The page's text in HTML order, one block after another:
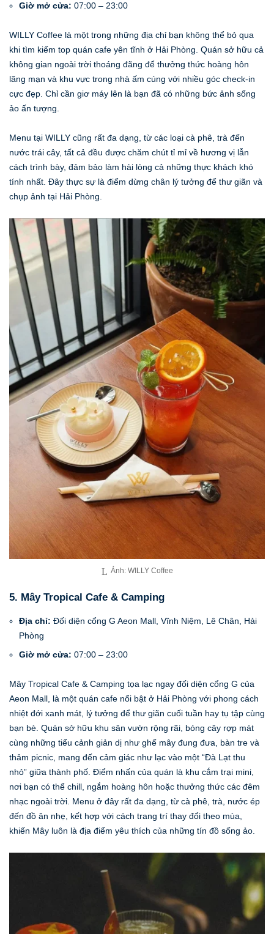
Giờ mở cửa: 07:00 – 23:00
WILLY Coffee là một trong những địa chỉ bạn không thể bỏ qua
khi tìm kiếm top quán cafe yên tĩnh ở Hải Phòng. Quán sở hữu cả
không gian ngoài trời thoáng đãng để thưởng thức hoàng hôn
lãng mạn và khu vực trong nhà ấm cúng với nhiều góc check-in
cực đẹp. Chỉ cần giơ máy lên là bạn đã có những bức ảnh sống
ảo ấn tượng.
Menu tại WILLY cũng rất đa dạng, từ các loại cà phê, trà đến
nước trái cây, tất cả đều được chăm chút tỉ mỉ về hương vị lẫn
cách trình bày, đảm bảo làm hài lòng cả những thực khách khó
tính nhất. Đây thực sự là điểm dừng chân lý tưởng để thư giãn và
chụp ảnh tại Hải Phòng.
Ảnh: WILLY Coffee
5. Mây Tropical Cafe & Camping
Địa chỉ: Đối diện cổng G Aeon Mall, Vĩnh Niệm, Lê Chân, Hải
Phòng
Giờ mở cửa: 07:00 – 23:00
Mây Tropical Cafe & Camping tọa lạc ngay đối diện cổng G của
Aeon Mall, là một quán cafe nổi bật ở Hải Phòng với phong cách
nhiệt đới xanh mát, lý tưởng để thư giãn cuối tuần hay tụ tập cùng
bạn bè. Quán sở hữu khu sân vườn rộng rãi, bóng cây rợp mát
cùng những tiểu cảnh giản dị như ghế mây đung đưa, bàn tre và
thảm picnic, mang đến cảm giác như lạc vào một “Đà Lạt thu
nhỏ” giữa thành phố. Điểm nhấn của quán là khu cắm trại mini,
nơi bạn có thể chill, ngắm hoàng hôn hoặc thưởng thức các đêm
nhạc ngoài trời. Menu ở đây rất đa dạng, từ cà phê, trà, nước ép
đến đồ ăn nhẹ, kết hợp với cách trang trí thay đổi theo mùa,
khiến Mây luôn là địa điểm yêu thích của những tín đồ sống ảo.